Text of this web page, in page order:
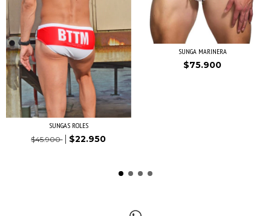
SUNGAS ROLES
$45.900
$22.950
SUNGA MARINERA
$75.900